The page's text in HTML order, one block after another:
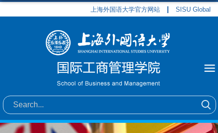
上海外国语大学官方网站 SISU Global